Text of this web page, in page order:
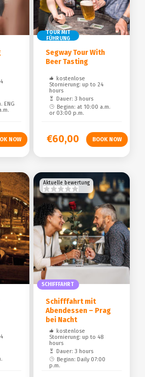
ENG
TOUR MIT
FÜHRUNG
Segway Tour With
Beer Tasting
kostenlose
Stornierung: up to 24
hours
Dauer: 3 hours
Beginn: at 10:00 a.m.
or 03:00 p.m.
€60,00
SCHIFFFAHRT
Schifffahrt mit
Abendessen – Prag
bei Nacht
kostenlose
Stornierung: up to 48
hours
Dauer: 3 hours
Beginn: Daily 07:00
p.m.
Aktuelle bewertung